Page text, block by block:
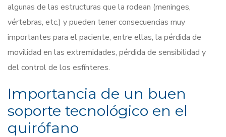
algunas de las estructuras que la rodean (meninges,
vértebras, etc.) y pueden tener consecuencias muy
importantes para el paciente, entre ellas, la pérdida de
movilidad en las extremidades, pérdida de sensibilidad y
del control de los esfínteres.
Importancia de un buen
soporte tecnológico en el
quirófano